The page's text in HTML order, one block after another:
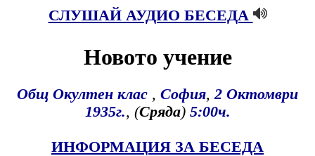
СЛУШАЙ АУДИО БЕСЕДА
Новото учение
Общ Окултен клас , София,2 Октомври
1935г., (Сряда) 5:00ч.
ИНФОРМАЦИЯ ЗА БЕСЕДА